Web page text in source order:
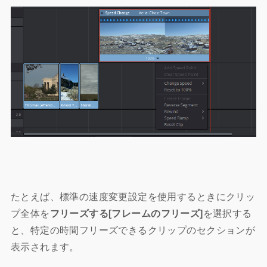
たとえば、標準の速度変更設定を使用するときにクリッ
プ全体を フリーズする[フレームのフリーズ]を選択する
と、特定の時間フリーズできるクリップのセクションが
表示されます。